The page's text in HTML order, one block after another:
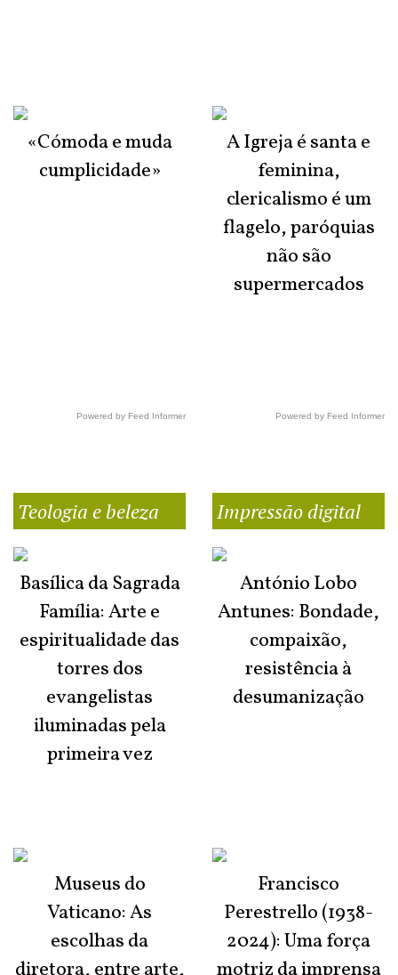
«Cómoda e muda
cumplicidade»
Powered by Feed Informer
A Igreja é santa e
feminina,
clericalismo é um
flagelo, paróquias
não são
supermercados
Powered by Feed Informer
Teologia e beleza
Basílica da Sagrada
Família: Arte e
espiritualidade das
torres dos
evangelistas
iluminadas pela
primeira vez
Museus do
Vaticano: As
escolhas da
Impressão digital
António Lobo
Antunes: Bondade,
compaixão,
resistência à
desumanização
Francisco
Perestrello (1938-
2024): Uma força